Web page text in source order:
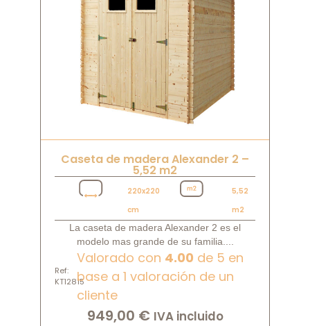
Caseta de madera Alexander 2 –
5,52 m2
220x220
cm
5,52
m2
La caseta de madera Alexander 2 es el
modelo mas grande de su familia....
Ref:
KT12815
Valorado con 4.00 de 5 en
base a 1 valoración de un
cliente
949,00 € IVA incluido